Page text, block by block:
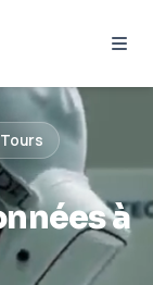
à